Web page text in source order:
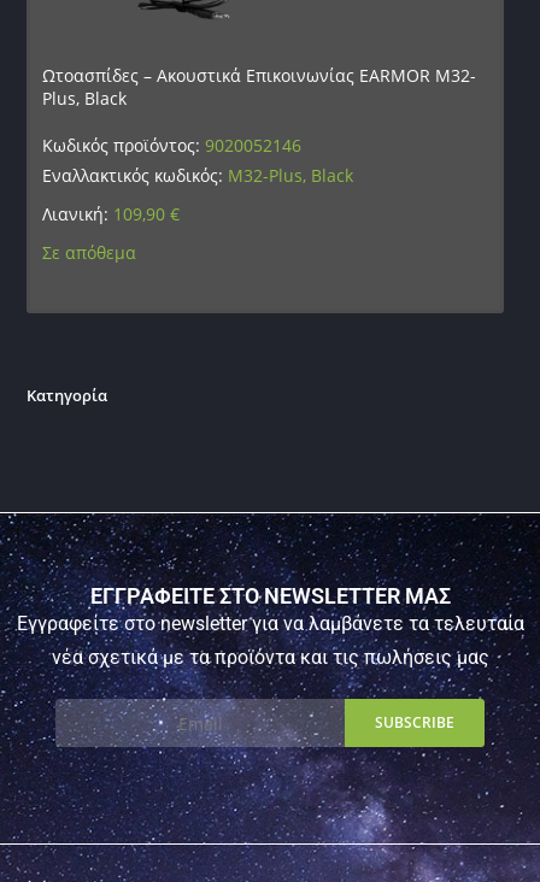
Ωτοασπίδες – Ακουστικά Επικοινωνίας EARMOR M32-
Plus, Black
Κωδικός προϊόντος:9020052146
Εναλλακτικός κωδικός: M32-Plus, Black
Λιανική: 109,90€
Σε απόθεμα
Κατηγορία
ΕΓΓΡΑΦΕΙΤΕ ΣΤΟ NEWSLETTER ΜΑΣ
Εγγραφείτε στο newsletter για να λαμβάνετε τα τελευταία
νέα σχετικά με τα προϊόντα και τις πωλήσεις μας